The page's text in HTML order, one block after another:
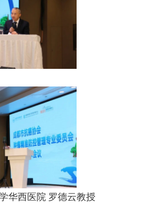
华西医院 罗德云教授